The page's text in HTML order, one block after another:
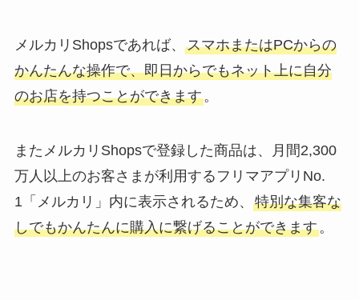
メルカリShopsであれば、 スマホまたはPCからの
かんたんな操作で、即日からでもネット上に自分
のお店を持つことができます。
またメルカリShopsで登録した商品は、月間2,300
万人以上のお客さまが利用するフリマアプリNo.
1「メルカリ」内に表示されるため、 特別な集客な
しでもかんたんに購入に繋げることができます。